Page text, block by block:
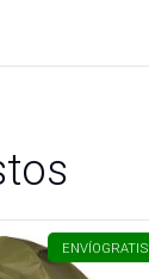
ENVÍOGRATIS